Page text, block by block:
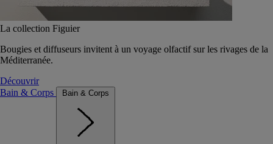
La collection Figuier
Bougies et diffuseurs invitent à un voyage olfactif sur les rivages de la
Méditerranée.
Découvrir
Bain & Corps
Bain & Corps